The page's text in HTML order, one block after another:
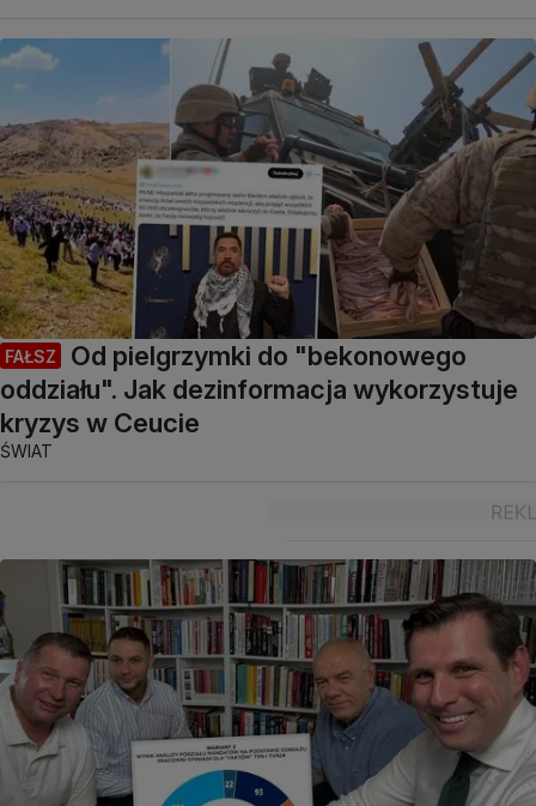
FAŁSZ
Od pielgrzymki do "bekonowego
oddziału". Jak dezinformacja wykorzystuje
kryzys w Ceucie
ŚWIAT